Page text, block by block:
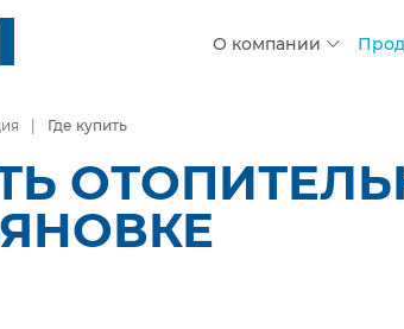
О компании
Где купить